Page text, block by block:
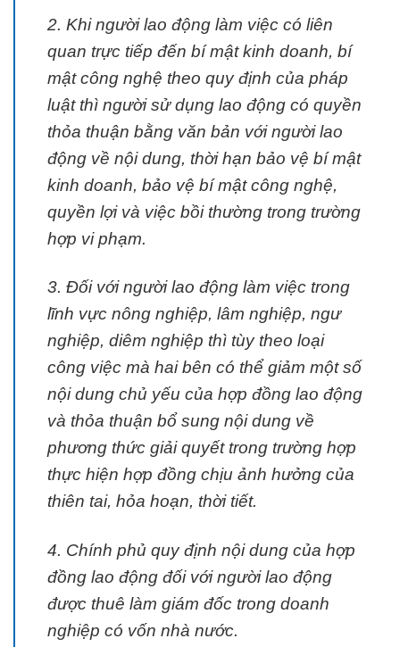
2. Khi người lao động làm việc có liên
quan trực tiếp đến bí mật kinh doanh, bí
mật công nghệ theo quy định của pháp
luật thì người sử dụng lao động có quyền
thỏa thuận bằng văn bản với người lao
động về nội dung, thời hạn bảo vệ bí mật
kinh doanh, bảo vệ bí mật công nghệ,
quyền lợi và việc bồi thường trong trường
hợp vi phạm.
3. Đối với người lao động làm việc trong
lĩnh vực nông nghiệp, lâm nghiệp, ngư
nghiệp, diêm nghiệp thì tùy theo loại
công việc mà hai bên có thể giảm một số
nội dung chủ yếu của hợp đồng lao động
và thỏa thuận bổ sung nội dung về
phương thức giải quyết trong trường hợp
thực hiện hợp đồng chịu ảnh hưởng của
thiên tai, hỏa hoạn, thời tiết.
4. Chính phủ quy định nội dung của hợp
đồng lao động đối với người lao động
được thuê làm giám đốc trong doanh
nghiệp có vốn nhà nước.